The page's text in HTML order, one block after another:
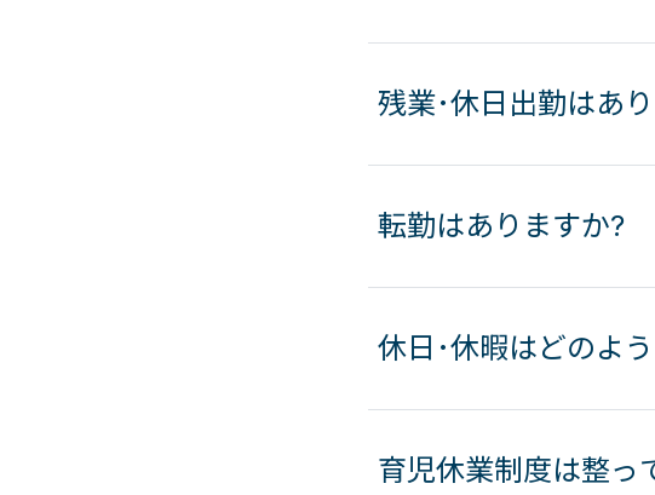
残業･休日出勤はあ
転勤はありますか?
休日･休暇はどのよ
育児休業制度は整っ